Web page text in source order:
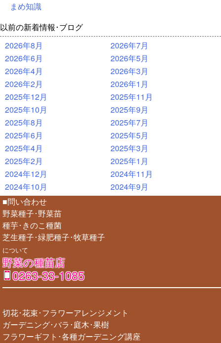
まめ知識
以前の新着情報･ブログ
2026年8月
2026年7月
2026年6月
2026年5月
2026年4月
2026年3月
2026年2月
2026年1月
2025年12月
2025年11月
2025年10月
2025年9月
2025年8月
2025年7月
2025年6月
2025年5月
2025年4月
2025年3月
2025年2月
2025年1月
2024年12月
2024年11月
2024年10月
2024年9月
■問い合わせ
野菜種子･野菜苗
種芋･きのこ種菌
芝生種子･緑肥種子･牧草種子
について
野菜の種苗店
0263-33-1085
切花･花束･フラワーアレンジメント
ガーデニング･バラ･庭木･果樹
フラワーギフト･各種ガーデニング講座